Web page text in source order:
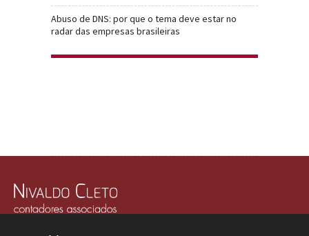
Abuso de DNS: por que o tema deve estar no
radar das empresas brasileiras